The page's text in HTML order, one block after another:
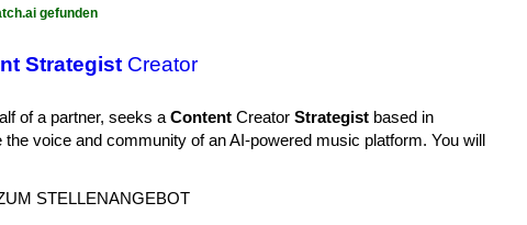
gefunden
Strategist Creator
of a partner, seeks a Content Creator Strategist based in
the voice and community of an AI-powered music platform. You will
STELLENANGEBOT